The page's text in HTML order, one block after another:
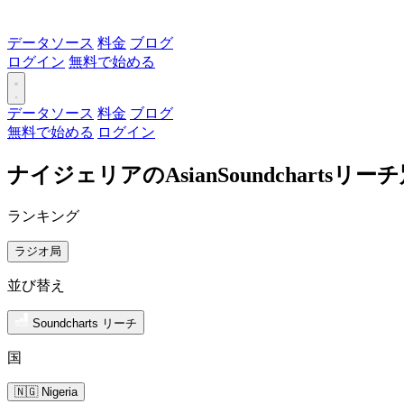
データソース 料金 ブログ
ログイン 無料で始める
データソース 料金 ブログ
無料で始める ログイン
ナイジェリアのAsianSoundchartsリー
ランキング
ラジオ局
並び替え
Soundcharts リーチ
国
🇳🇬 Nigeria